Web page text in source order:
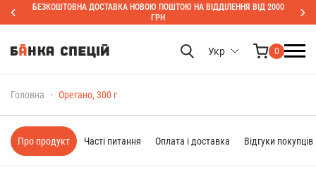
БЕЗКОШТОВНА ДОСТАВКА НОВОЮ ПОШТОЮ НА ВІДДІЛЕННЯ ВІД 2000
ГРН
Укр 0
Головна Орегано, 300 г
Про продукт Часті питання Оплата і доставка Відгуки покупців